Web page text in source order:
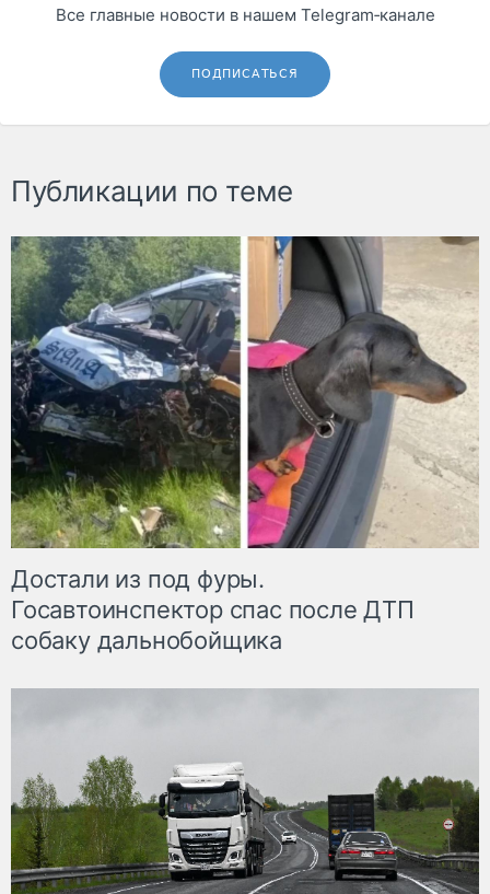
Все главные новости в нашем Telegram‑канале
ПОДПИСАТЬСЯ
Публикации по теме
Достали из под фуры.
Госавтоинспектор спас после ДТП
собаку дальнобойщика